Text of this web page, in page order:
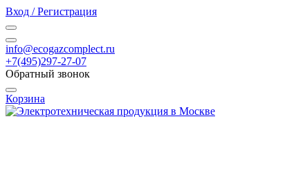
Вход / Регистрация
info@ecogazcomplect.ru
+7(495)297-27-07
Обратный звонок
Корзина